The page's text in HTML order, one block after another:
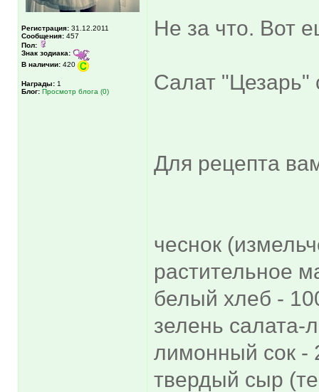
Регистрация: 31.12.2011
Сообщения: 457
Пол:
Знак зодиака:
В наличии: 420
Награды: 1
Блог: Просмотр блога (0)
Не за что. Вот
Салат "Цезарь"
Для рецепта
чеснок
растительное
белый хлеб -
зелень салата-
лимонный сок -
твердый сыр